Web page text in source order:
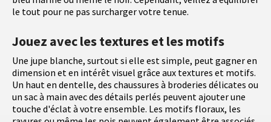
le tout pour ne pas surcharger votre tenue.
Jouez avec les textures et les motifs
Une jupe blanche, surtout si elle est simple, peut gagner en
dimension et en intérêt visuel grâce aux textures et motifs.
Un haut en dentelle, des chaussures à broderies délicates ou
un sac à main avec des détails perlés peuvent ajouter une
touche d'éclat à votre ensemble. Les motifs floraux, les